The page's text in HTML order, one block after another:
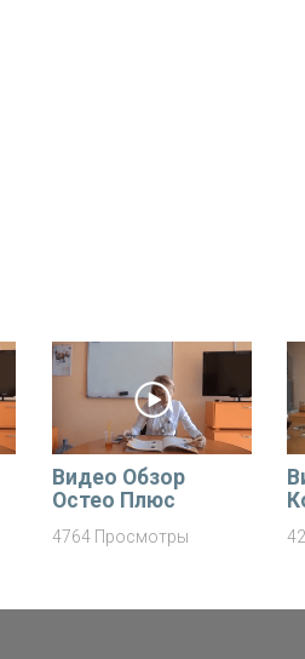
Видео Обзор
Остео Плюс
4764 Просмотры